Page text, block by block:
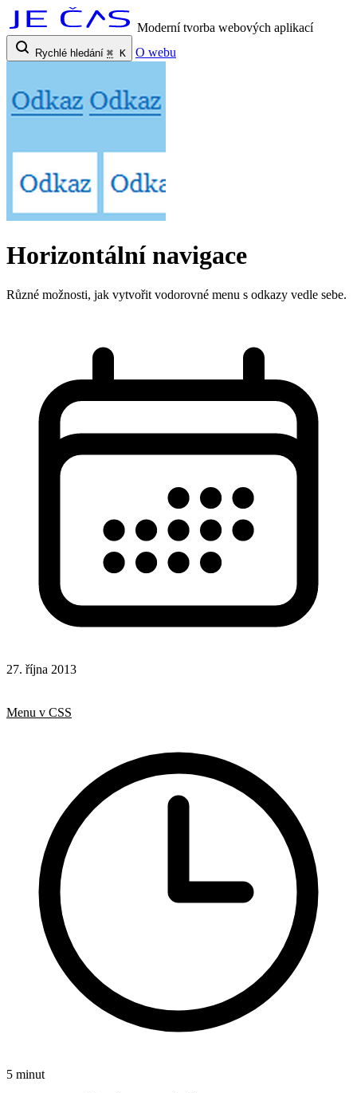
Moderní tvorba webových aplikací
Rychlé hledání ⌘ K O webu
Horizontální navigace
Různé možnosti, jak vytvořit vodorovné menu s odkazy vedle sebe.
27. října 2013
Menu v CSS
5 minut